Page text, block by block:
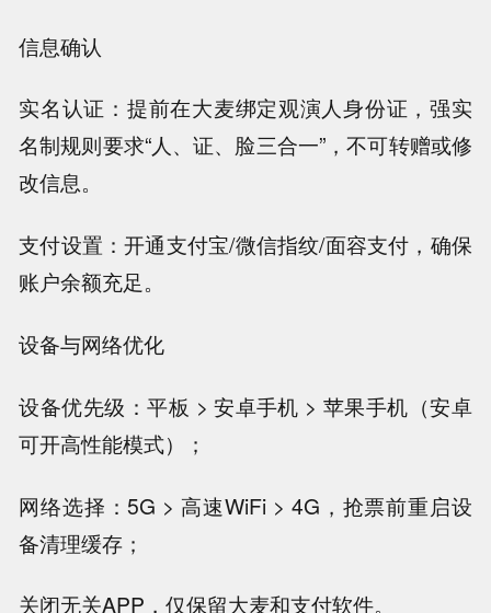
信息确认
实名认证：提前在大麦绑定观演人身份证，强实
名制规则要求“人、证、脸三合一”，不可转赠或修
改信息。
支付设置：开通支付宝/微信指纹/面容支付，确保
账户余额充足。
设备与网络优化
设备优先级：平板 > 安卓手机 > 苹果手机（安卓
可开高性能模式）；
网络选择：5G > 高速WiFi > 4G，抢票前重启设
备清理缓存；
关闭无关APP，仅保留大麦和支付软件。